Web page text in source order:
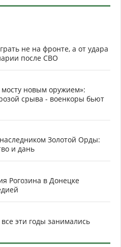
не на фронте, а от удара
после СВО
новым оружием»:
срыва - военкоры бьют
Золотой Орды:
и дань
Рогозина в Донецке
эти годы занимались